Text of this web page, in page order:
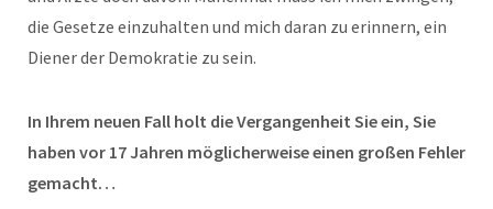
die Gesetze einzuhalten und mich daran zu erinnern, ein
Diener der Demokratie zu sein.
In Ihrem neuen Fall holt die Vergangenheit Sie ein, Sie
haben vor 17 Jahren möglicherweise einen großen Fehler
gemacht…